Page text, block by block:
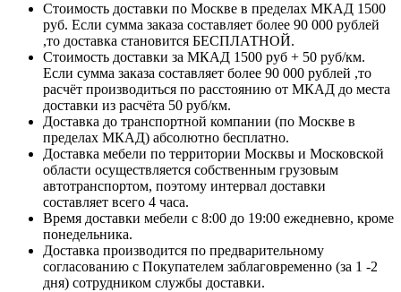
Стоимость доставки по Москве в пределах МКАД 1500
руб. Если сумма заказа составляет более 90 000 рублей
,то доставка становится БЕСПЛАТНОЙ.
Стоимость доставки за МКАД 1500 руб + 50 руб/км.
Если сумма заказа составляет более 90 000 рублей ,то
расчёт производиться по расстоянию от МКАД до места
доставки из расчёта 50 руб/км.
Доставка до транспортной компании (по Москве в
пределах МКАД) абсолютно бесплатно.
Доставка мебели по территории Москвы и Московской
области осуществляется собственным грузовым
автотранспортом, поэтому интервал доставки
составляет всего 4 часа.
Время доставки мебели с 8:00 до 19:00 ежедневно, кроме
понедельника.
Доставка производится по предварительному
согласованию с Покупателем заблаговременно (за 1 -2
дня) сотрудником службы доставки.